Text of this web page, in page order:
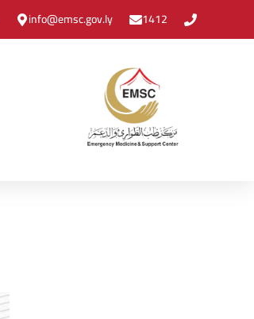
1412
info@emsc.gov.ly